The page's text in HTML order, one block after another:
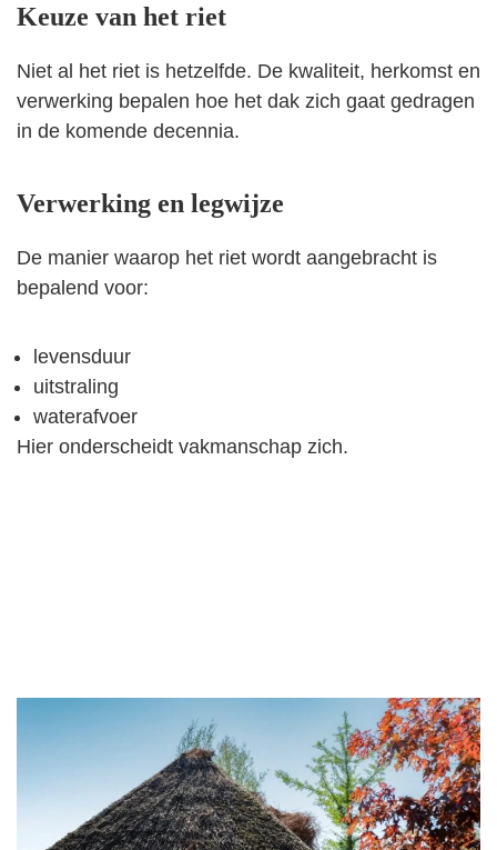
Keuze van het riet
Niet al het riet is hetzelfde. De kwaliteit, herkomst en
verwerking bepalen hoe het dak zich gaat gedragen
in de komende decennia.
Verwerking en legwijze
De manier waarop het riet wordt aangebracht is
bepalend voor:
levensduur
uitstraling
waterafvoer
Hier onderscheidt vakmanschap zich.